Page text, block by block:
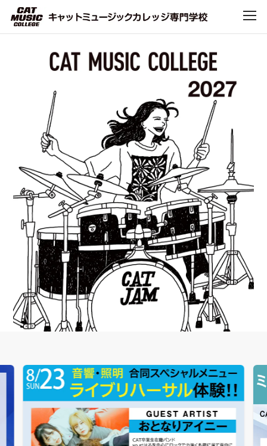
CATについて
CATで学べること
学科・コース
デビュー・就職
キャンパスライフ
CATに入学するには
オープンキャンパス
資料請求
高校生の方へ